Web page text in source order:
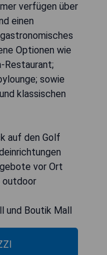
verfügen über
einen
Optionen wie
Restaurant;
sowie
klassischen
auf den Golf
vor Ort
outdoor
und Boutik Mall